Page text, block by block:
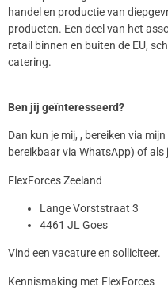
handel en productie van
producten. Een deel van het
retail binnen en buiten de EU,
catering.
Ben jij geïnteresseerd?
Dan kun je mij, , bereiken via
bereikbaar via WhatsApp) of
FlexForces Zeeland
Lange Vorststraat 3
4461 JL Goes
Vind een vacature en solliciteer.
Kennismaking met FlexForces